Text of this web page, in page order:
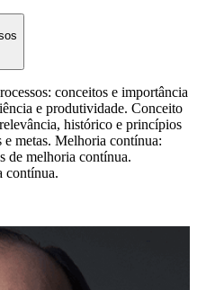
conceitos e importância
e produtividade. Conceito
histórico e princípios
metas. Melhoria contínua:
de melhoria contínua.
contínua.